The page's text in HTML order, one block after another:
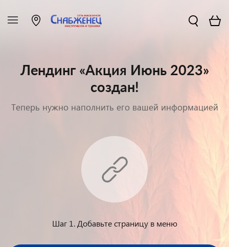
Лендинг «Акция Июнь 2023»
создан!
Теперь нужно наполнить его вашей информацией
Шаг 1. Добавьте страницу в меню